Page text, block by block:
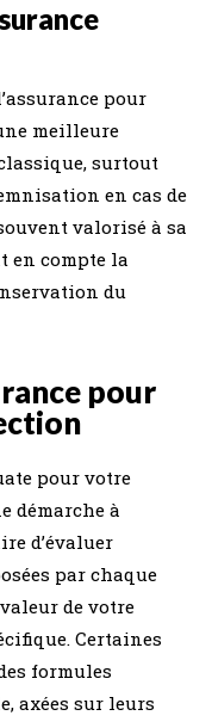
pour
meilleure
surtout
en cas de
valorisé à sa
en compte la
du
pour
pour votre
démarche à
d’évaluer
par chaque
de votre
Certaines
formules
axées sur leurs